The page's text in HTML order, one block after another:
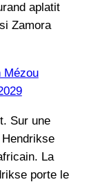
aplatit
Zamora
Mézou
Sur une
La
porte le